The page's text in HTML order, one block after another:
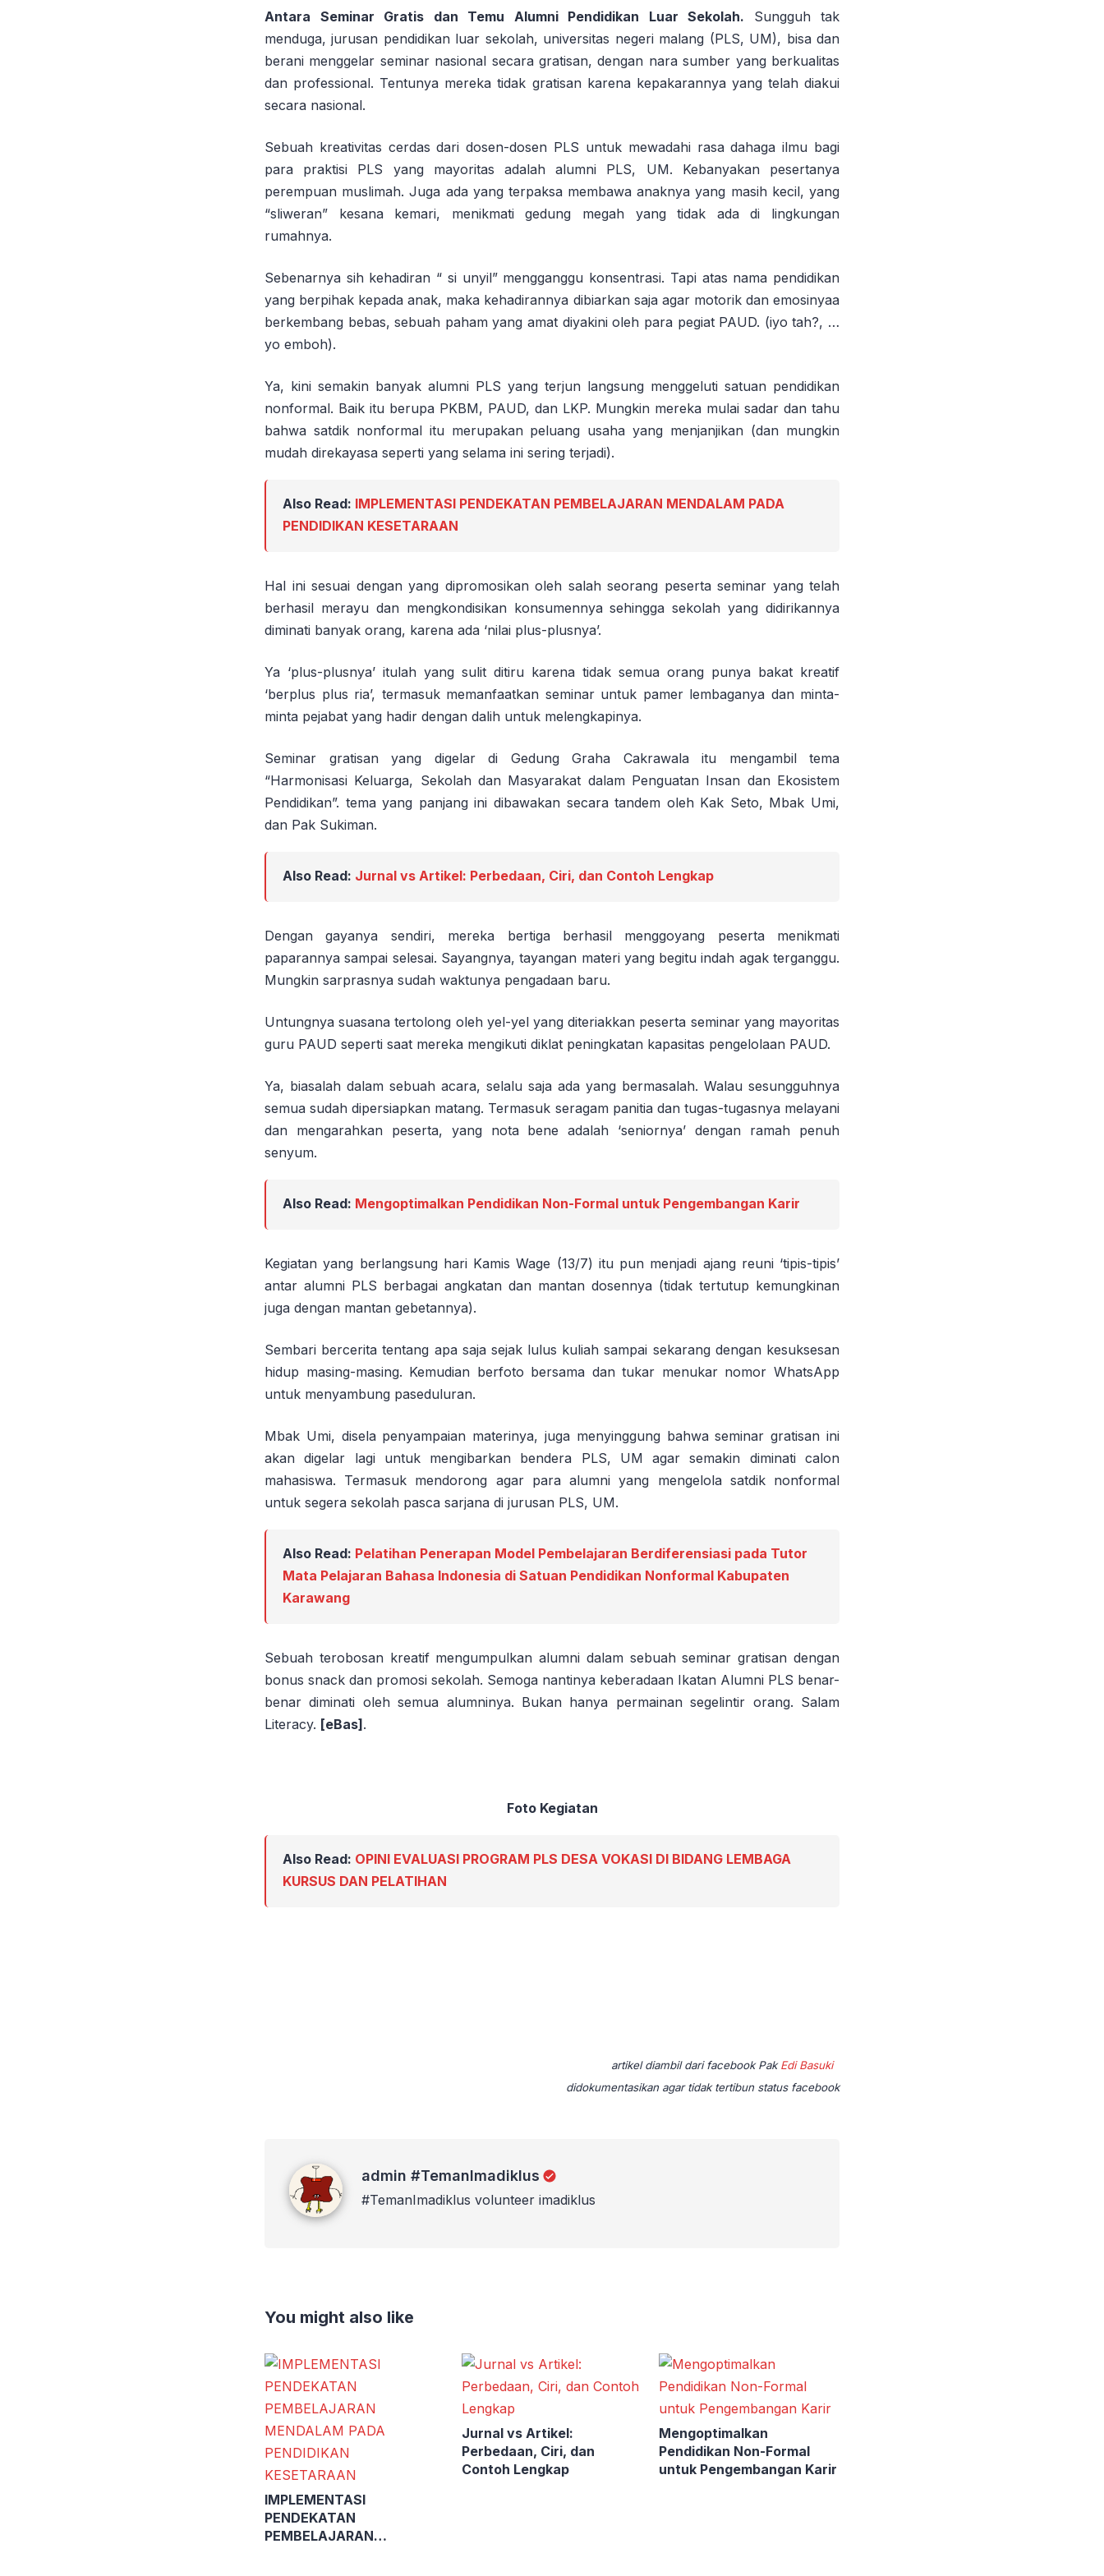
Antara Seminar Gratis dan Temu Alumni Pendidikan Luar Sekolah. Sungguh tak
menduga, jurusan pendidikan luar sekolah, universitas negeri malang (PLS, UM), bisa dan
berani menggelar seminar nasional secara gratisan, dengan nara sumber yang berkualitas
dan professional. Tentunya mereka tidak gratisan karena kepakarannya yang telah diakui
secara nasional.
Sebuah kreativitas cerdas dari dosen-dosen PLS untuk mewadahi rasa dahaga ilmu bagi
para praktisi PLS yang mayoritas adalah alumni PLS, UM. Kebanyakan pesertanya
perempuan muslimah. Juga ada yang terpaksa membawa anaknya yang masih kecil, yang
“sliweran” kesana kemari, menikmati gedung megah yang tidak ada di lingkungan
rumahnya.
Sebenarnya sih kehadiran “ si unyil” mengganggu konsentrasi. Tapi atas nama pendidikan
yang berpihak kepada anak, maka kehadirannya dibiarkan saja agar motorik dan emosinyaa
berkembang bebas, sebuah paham yang amat diyakini oleh para pegiat PAUD. (iyo tah?, …
yo emboh).
Ya, kini semakin banyak alumni PLS yang terjun langsung menggeluti satuan pendidikan
nonformal. Baik itu berupa PKBM, PAUD, dan LKP. Mungkin mereka mulai sadar dan tahu
bahwa satdik nonformal itu merupakan peluang usaha yang menjanjikan (dan mungkin
mudah direkayasa seperti yang selama ini sering terjadi).
Also Read: IMPLEMENTASI PENDEKATAN PEMBELAJARAN MENDALAM PADA
PENDIDIKAN KESETARAAN
Hal ini sesuai dengan yang dipromosikan oleh salah seorang peserta seminar yang telah
berhasil merayu dan mengkondisikan konsumennya sehingga sekolah yang didirikannya
diminati banyak orang, karena ada ‘nilai plus-plusnya’.
Ya ‘plus-plusnya’ itulah yang sulit ditiru karena tidak semua orang punya bakat kreatif
‘berplus plus ria’, termasuk memanfaatkan seminar untuk pamer lembaganya dan minta-
minta pejabat yang hadir dengan dalih untuk melengkapinya.
Seminar gratisan yang digelar di Gedung Graha Cakrawala itu mengambil tema
“Harmonisasi Keluarga, Sekolah dan Masyarakat dalam Penguatan Insan dan Ekosistem
Pendidikan”. tema yang panjang ini dibawakan secara tandem oleh Kak Seto, Mbak Umi,
dan Pak Sukiman.
Also Read: Jurnal vs Artikel: Perbedaan, Ciri, dan Contoh Lengkap
Dengan gayanya sendiri, mereka bertiga berhasil menggoyang peserta menikmati
paparannya sampai selesai. Sayangnya, tayangan materi yang begitu indah agak terganggu.
Mungkin sarprasnya sudah waktunya pengadaan baru.
Untungnya suasana tertolong oleh yel-yel yang diteriakkan peserta seminar yang mayoritas
guru PAUD seperti saat mereka mengikuti diklat peningkatan kapasitas pengelolaan PAUD.
Ya, biasalah dalam sebuah acara, selalu saja ada yang bermasalah. Walau sesungguhnya
semua sudah dipersiapkan matang. Termasuk seragam panitia dan tugas-tugasnya melayani
dan mengarahkan peserta, yang nota bene adalah ‘seniornya’ dengan ramah penuh
senyum.
Also Read: Mengoptimalkan Pendidikan Non-Formal untuk Pengembangan Karir
Kegiatan yang berlangsung hari Kamis Wage (13/7) itu pun menjadi ajang reuni ‘tipis-tipis’
antar alumni PLS berbagai angkatan dan mantan dosennya (tidak tertutup kemungkinan
juga dengan mantan gebetannya).
Sembari bercerita tentang apa saja sejak lulus kuliah sampai sekarang dengan kesuksesan
hidup masing-masing. Kemudian berfoto bersama dan tukar menukar nomor WhatsApp
untuk menyambung paseduluran.
Mbak Umi, disela penyampaian materinya, juga menyinggung bahwa seminar gratisan ini
akan digelar lagi untuk mengibarkan bendera PLS, UM agar semakin diminati calon
mahasiswa. Termasuk mendorong agar para alumni yang mengelola satdik nonformal
untuk segera sekolah pasca sarjana di jurusan PLS, UM.
Also Read: Pelatihan Penerapan Model Pembelajaran Berdiferensiasi pada Tutor
Mata Pelajaran Bahasa Indonesia di Satuan Pendidikan Nonformal Kabupaten
Karawang
Sebuah terobosan kreatif mengumpulkan alumni dalam sebuah seminar gratisan dengan
bonus snack dan promosi sekolah. Semoga nantinya keberadaan Ikatan Alumni PLS benar-
benar diminati oleh semua alumninya. Bukan hanya permainan segelintir orang. Salam
Literacy. [eBas].
Foto Kegiatan
Also Read: OPINI EVALUASI PROGRAM PLS DESA VOKASI DI BIDANG LEMBAGA
KURSUS DAN PELATIHAN
artikel diambil dari facebook PakEdi Basuki
didokumentasikan agar tidak tertibun status facebook
admin #TemanImadiklus
#TemanImadiklus volunteer imadiklus
You might also like
IMPLEMENTASI
PENDEKATAN
PEMBELAJARAN
Jurnal vs Artikel:
Perbedaan, Ciri, dan
Contoh Lengkap
Mengoptimalkan
Pendidikan Non-Formal
untuk Pengembangan Karir